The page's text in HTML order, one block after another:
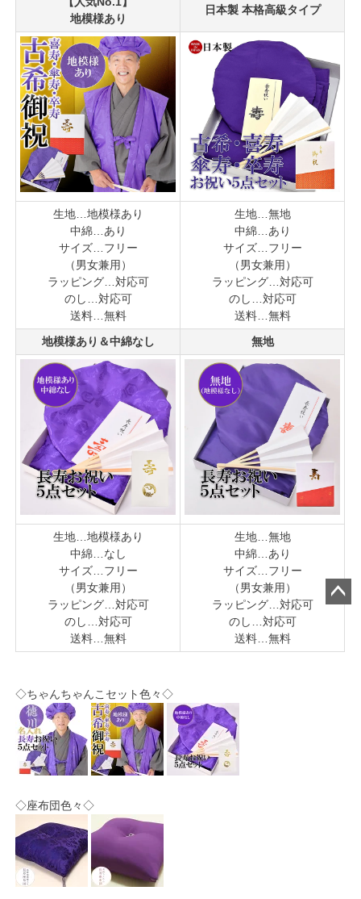
地模様あり
日本製 本格高級タイプ
生地…地模様あり
中綿…あり
サイズ…フリー
（男女兼用）
ラッピング…対応可
のし…対応可
送料…無料
生地…無地
中綿…あり
サイズ…フリー
（男女兼用）
ラッピング…対応可
のし…対応可
送料…無料
地模様あり＆中綿なし
無地
生地…地模様あり
中綿…なし
サイズ…フリー
（男女兼用）
ラッピング…対応可
のし…対応可
送料…無料
生地…無地
中綿…あり
サイズ…フリー
（男女兼用）
ラッピング…対応可
のし…対応可
送料…無料
◇ちゃんちゃんこセット色々◇
◇座布団色々◇